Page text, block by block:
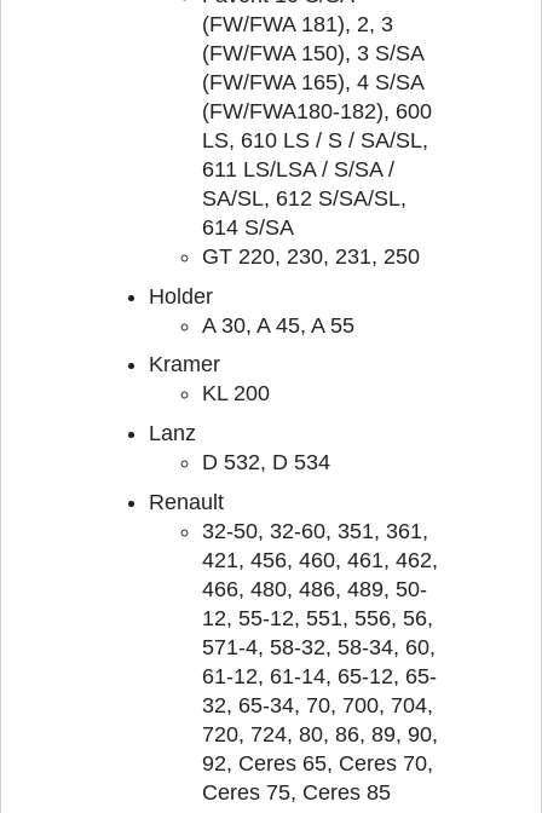
(FW/FWA 181), 2, 3
(FW/FWA 150), 3 S/SA
(FW/FWA 165), 4 S/SA
(FW/FWA180-182), 600
LS, 610 LS / S / SA/SL,
611 LS/LSA / S/SA /
SA/SL, 612 S/SA/SL,
614 S/SA
GT 220, 230, 231, 250
Holder
A 30, A 45, A 55
Kramer
KL 200
Lanz
D 532, D 534
Renault
32-50, 32-60, 351, 361,
421, 456, 460, 461, 462,
466, 480, 486, 489, 50-
12, 55-12, 551, 556, 56,
571-4, 58-32, 58-34, 60,
61-12, 61-14, 65-12, 65-
32, 65-34, 70, 700, 704,
720, 724, 80, 86, 89, 90,
92, Ceres 65, Ceres 70,
Ceres 75, Ceres 85